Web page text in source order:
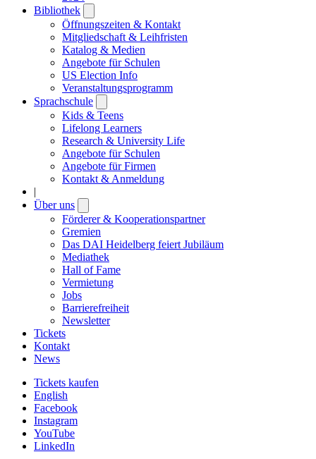
Bibliothek
submenu
Öffnungszeiten & Kontakt
Mitgliedschaft & Leihfristen
Katalog & Medien
Angebote für Schulen
US Election Info
Veranstaltungsprogramm
Sprachschule
submenu
Kids & Teens
Lifelong Learners
Research & University Life
Angebote für Schulen
Angebote für Firmen
Kontakt & Anmeldung
|
Über uns
submenu
Förderer & Kooperationspartner
Gremien
Das DAI Heidelberg feiert Jubiläum
Mediathek
Hall of Fame
Vermietung
Jobs
Barrierefreiheit
Newsletter
Tickets
Kontakt
News
Tickets kaufen
English
Facebook
Instagram
YouTube
LinkedIn